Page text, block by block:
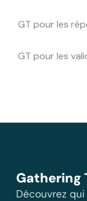
GT pour les
GT pour les
Gathering
Découvrez